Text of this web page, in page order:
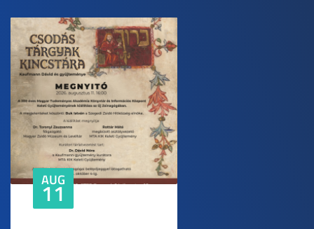
AUG
11